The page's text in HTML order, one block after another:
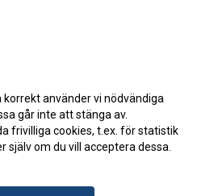
använder vi nödvändiga
går inte att stänga av.
frivilliga cookies, t.ex. för statistik
själv om du vill acceptera dessa.